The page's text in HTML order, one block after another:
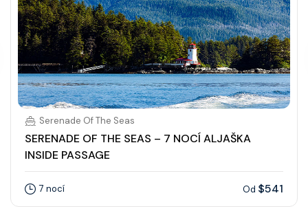
Serenade Of The Seas
SERENADE OF THE SEAS – 7 NOCÍ ALJAŠKA
INSIDE PASSAGE
7 nocí Od $541